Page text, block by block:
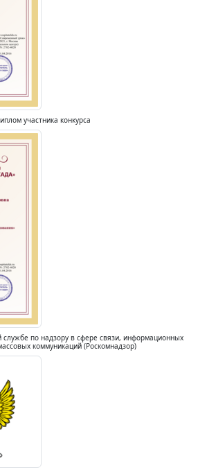
участника конкурса
службе по надзору в сфере связи, информационных
коммуникаций (Роскомнадзор)